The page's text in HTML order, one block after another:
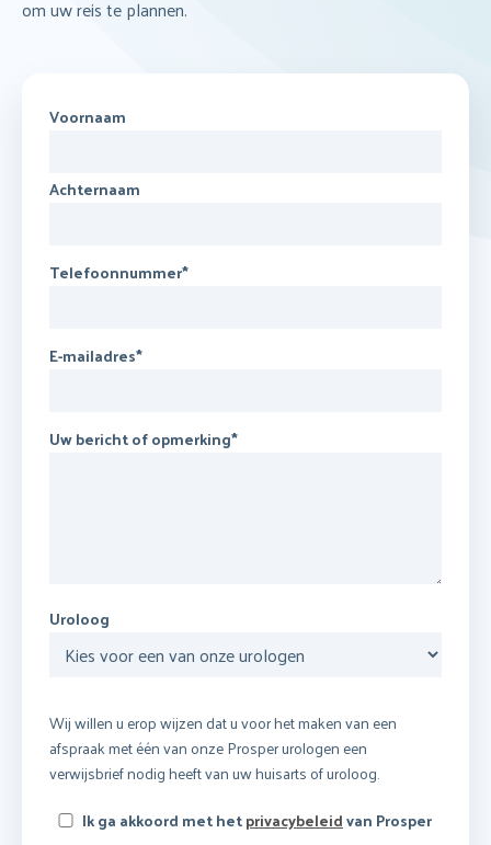
om uw reis te plannen.
Voornaam
Achternaam
Telefoonnummer*
E-mailadres*
Uw bericht of opmerking*
Uroloog
Wij willen u erop wijzen dat u voor het maken van een
afspraak met één van onze Prosper urologen een
verwijsbrief nodig heeft van uw huisarts of uroloog.
Ik ga akkoord met hetprivacybeleidvan Prosper